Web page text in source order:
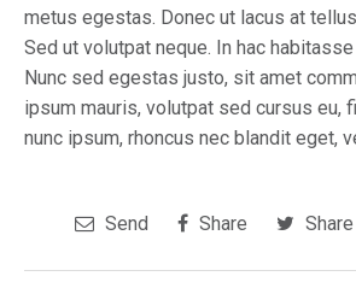
metus egestas. Donec ut lacus at
Sed ut volutpat neque. In hac
Nunc sed egestas justo, sit amet
ipsum mauris, volutpat sed cursus eu,
nunc ipsum, rhoncus nec blandit eget,
Send Share Share